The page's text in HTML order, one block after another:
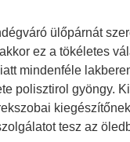
ülőpárnát
ez a tökéletes
mindenféle
polisztirol gyöngy.
tesz az